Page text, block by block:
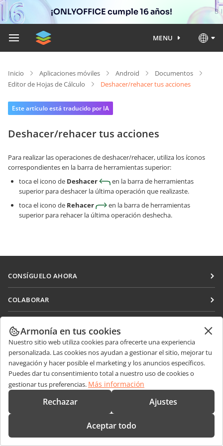
¡ONLYOFFICE cumple 16 años!
MENU
Inicio Aplicaciones móviles Android
Documentos
Editor de Hojas de Cálculo
Deshacer/rehacer tus acciones
Este artículo está traducido por IA
Deshacer/rehacer tus acciones
Para realizar las operaciones de deshacer/rehacer, utiliza los íconos
correspondientes en la barra de herramientas superior:
toca el icono de Deshacer
en la barra de herramientas
superior para deshacer la última operación que realizaste.
toca el icono de Rehacer
en la barra de herramientas
superior para rehacer la última operación deshecha.
CONSÍGUELO AHORA
Workspace
Conectores
Aplicaciones de escritorio
Aplicaciones móviles
COLABORAR
Para colaboradores
Para traductores
Para influencers
Vacantes
Blog
OBTENER AYUDA
Foro
Cursos de formación
Documentos técnicos
Formulario de contacto de soporte
CONTÁCTENOS
Preguntas de ventas sales@onlyoffice.com
Consultas de sociospartners@onlyoffice.com
press@onlyoffice.com
Solicitar una llamada
© Ascensio System SIA 2026. Todos los derechos reservados
Armonía en tus cookies
Nuestro sitio web utiliza cookies para ofrecerte una experiencia
personalizada. Las cookies nos ayudan a gestionar el sitio, mejorar tu
navegación y hacer posible el marketing y los anuncios específicos.
Puedes dar tu consentimiento total a nuestro uso de cookies o
gestionar tus preferencias. Más información
Rechazar Ajustes
Aceptar todo